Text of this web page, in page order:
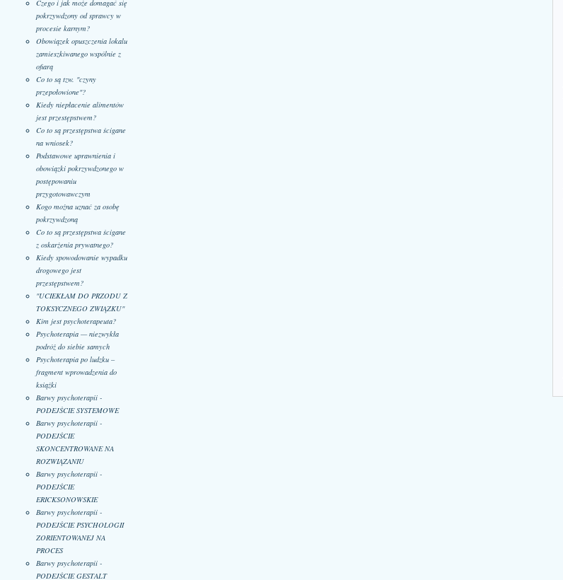
Czego i jak może domagać się
pokrzywdzony od sprawcy w
procesie karnym?
Obowiązek opuszczenia lokalu
zamieszkiwanego wspólnie z
ofiarą
Co to są tzw. "czyny
przepołowione"?
Kiedy niepłacenie alimentów
jest przestępstwem?
Co to są przestępstwa ścigane
na wniosek?
Podstawowe uprawnienia i
obowiązki pokrzywdzonego w
postępowaniu
przygotowawczym
Kogo można uznać za osobę
pokrzywdzoną
Co to są przestępstwa ścigane
z oskarżenia prywatnego?
Kiedy spowodowanie wypadku
drogowego jest
przestępstwem?
"UCIEKŁAM DO PRZODU Z
TOKSYCZNEGO ZWIĄZKU"
Kim jest psychoterapeuta?
Psychoterapia — niezwykła
podróż do siebie samych
Psychoterapia po ludzku –
fragment wprowadzenia do
książki
Barwy psychoterapii -
PODEJŚCIE SYSTEMOWE
Barwy psychoterapii -
PODEJŚCIE
SKONCENTROWANE NA
ROZWIĄZANIU
Barwy psychoterapii -
PODEJŚCIE
ERICKSONOWSKIE
Barwy psychoterapii -
PODEJŚCIE PSYCHOLOGII
ZORIENTOWANEJ NA
PROCES
Barwy psychoterapii -
PODEJŚCIE GESTALT